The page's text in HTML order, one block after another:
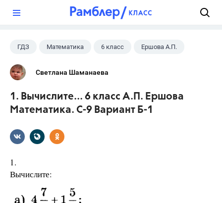
ГДЗ Математика 6 класс Ершова А.П.
Светлана Шаманаева
1. Вычислите... 6 класс А.П. Ершова
Математика. С-9 Вариант Б-1
1.
Вычислите: